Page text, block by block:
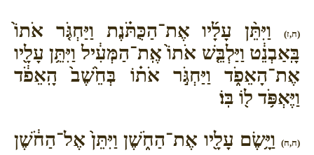
(ח,ז)
וַיִּתֵּ֨ן עָלָ֜יו אֶת־הַכֻּתֹּ֗נֶת וַיַּחְגֹּ֤ר אֹתוֹ֙
בָּֽאַבְנֵ֔ט וַיַּלְבֵּ֤שׁ אֹתוֹ֙ אֶֽת־הַמְּעִ֔יל וַיִּתֵּ֥ן עָלָ֖יו
אֶת־הָאֵפֹ֑ד וַיַּחְגֹּ֣ר אֹת֗וֹ בְּחֵ֙שֶׁב֙ הָֽאֵפֹ֔ד
וַיֶּאְפֹּ֥ד ל֖וֹ בּֽוֹ׃
(ח,ח) וַיָּ֥שֶׂם עָלָ֖יו אֶת־הַחֹ֑שֶׁן וַיִּתֵּן֙ אֶל־הַחֹ֔שֶׁן